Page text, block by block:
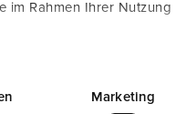
im Rahmen Ihrer Nutzung
Marketing